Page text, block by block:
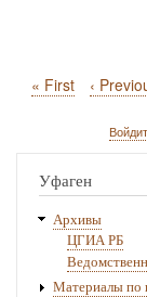
Нумерация
Первая
« First ‹
Уфаген
Архивы
ЦГИА РБ
Материалы по